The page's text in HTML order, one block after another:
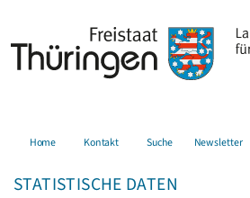
Home Kontakt Suche Newsletter
STATISTISCHE DATEN